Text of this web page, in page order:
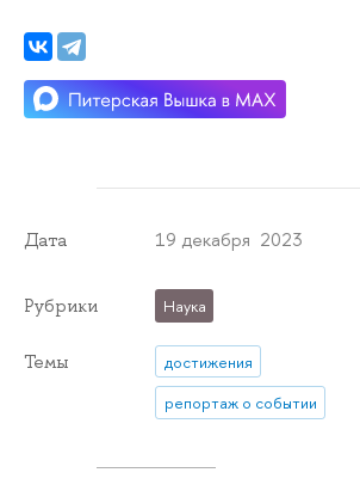
Дата 19 декабря 2023
Рубрики Наука
Темы
достижения
репортаж о событии